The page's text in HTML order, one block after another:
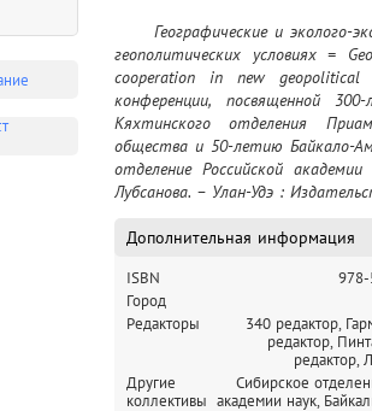
геополитических условиях =
cooperation in new geopolitical
конференции, посвященной
Кяхтинского отделения
общества и 50-летию Байкало-
отделение Российской
Лубсанова. – Улан-Удэ :
Дополнительная информация
ISBN
Город
Редакторы
340 редактор,
редактор,
редактор,
Другие
коллективы
Сибирское
академии наук,